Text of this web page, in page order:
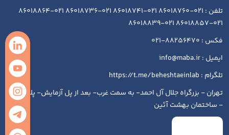
تلفن : 021-86018760 021-86018741 021-86018736 021-86018864
021-86018857 021-86018839
فکس : 88256470-021
ایمیل : info@maba.ir
تلگرام : https://t.me/beheshtaeinlab
تهران - بزرگراه جلال آل احمد- به سمت غرب- بعد از پل آزمایش- پلاک ۱۹۳
- ساختمان بهشت آئین